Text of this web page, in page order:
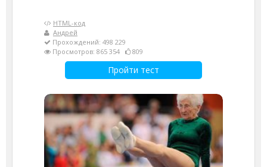
HTML-код
Андрей
Прохождений: 498 229
Просмотров: 865 354
809
Пройти тест